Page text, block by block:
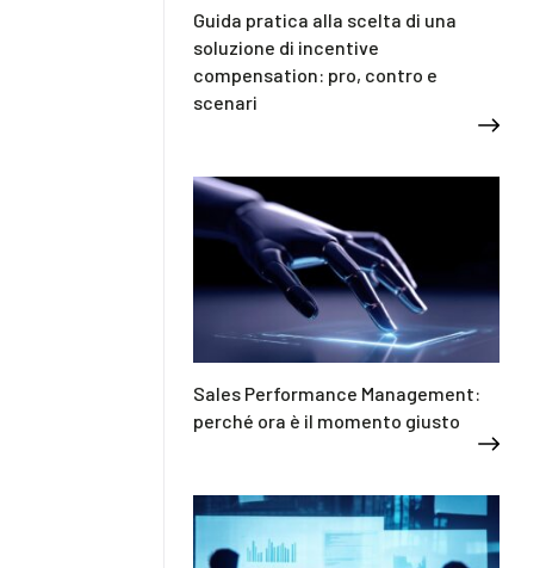
Guida pratica alla scelta di una
soluzione di incentive
compensation: pro, contro e
scenari
Sales Performance Management:
perché ora è il momento giusto